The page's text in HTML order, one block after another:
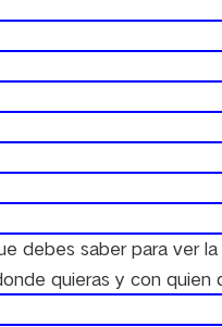
debes saber para ver
quieras y con quien